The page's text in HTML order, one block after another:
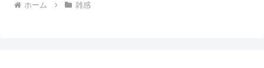
ホーム 雑感